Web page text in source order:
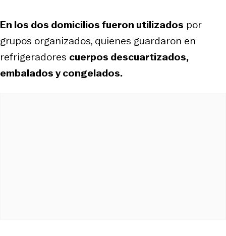
En los dos domicilios fueron utilizados por
grupos organizados, quienes guardaron en
refrigeradores cuerpos descuartizados,
embalados y congelados.